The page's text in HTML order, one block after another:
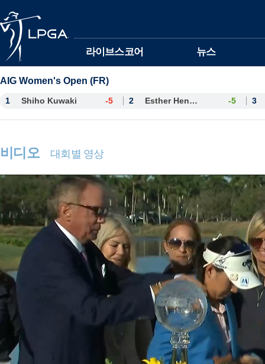
라이브스코어 뉴스
AIG Women's Open (FR)
1 Shiho Kuwaki -5 2 Esther Henseleit -5 3
비디오 대회별 영상